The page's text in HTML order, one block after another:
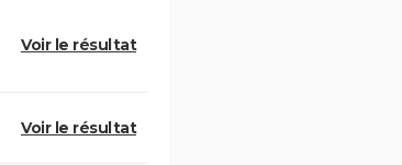
Voir le résultat
Voir le résultat